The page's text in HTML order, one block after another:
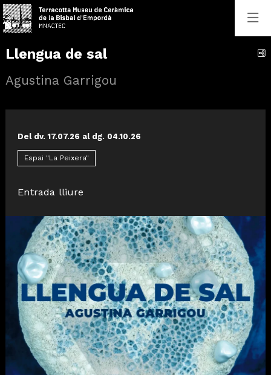
Llengua de sal
Agustina Garrigou
Del dv. 17.07.26 al dg. 04.10.26
Espai "La Peixera"
Entrada lliure